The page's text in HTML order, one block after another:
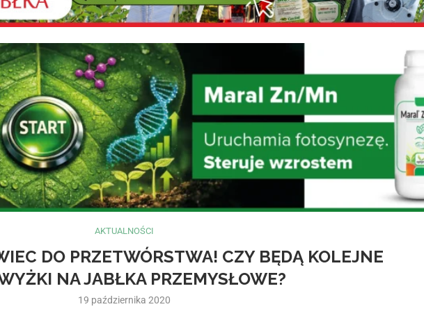
AKTUALNOŚCI
DO PRZETWÓRSTWA! CZY BĘDĄ KOLEJNE
NA JABŁKA PRZEMYSŁOWE?
19 października 2020